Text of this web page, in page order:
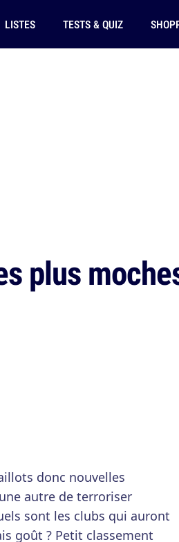
LISTES TESTS & QUIZ
plus
donc nouvelles
autre de terroriser
sont les clubs qui auront
goût ? Petit classement